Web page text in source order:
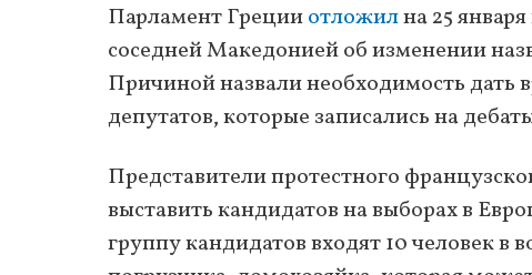
Парламент Грецииотложилна 25
соседней Македонией об изменении
Причиной назвали необходимость дать
депутатов, которые записались на
Представители протестного
выставить кандидатов на выборах в
группу кандидатов входят 10 человек в